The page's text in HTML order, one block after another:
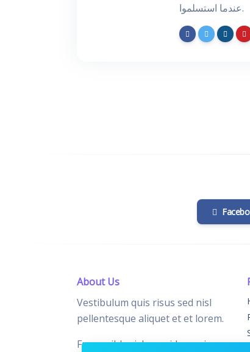
عندما استسلموا.
About Us
Vestibulum quis risus sed nisl
pellentesque aliquet et et lorem.
Fusce nibh nisl, gravida nec ipsum